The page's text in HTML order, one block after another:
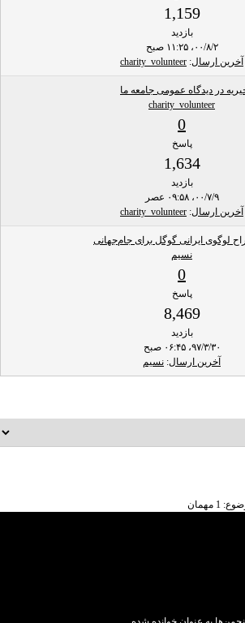
1,159
بازدید
۰۰/۸/۲، ۱۱:۲۵ صبح
آخرین ارسال:
charity_volunteer
در دیدگاه عمومی جامعه ما
charity_volunteer
0
پاسخ
1,634
بازدید
۰۰/۷/۹، ۰۹:۵۸ عصر
آخرین ارسال:
charity_volunteer
لوگوی ایرانی گوگل برای جام‌جهانی
نسیم
0
پاسخ
8,469
بازدید
۹۷/۳/۳۰، ۰۶:۴۵ صبح
آخرین ارسال: نسیم
مهمان